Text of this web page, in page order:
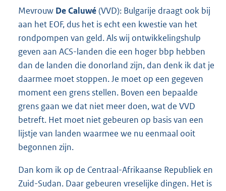
Mevrouw De Caluwé(VVD): Bulgarije draagt ook bij
aan het EOF, dus het is echt een kwestie van het
rondpompen van geld. Als wij ontwikkelingshulp
geven aan ACS-landen die een hoger bbp hebben
dan de landen die donorland zijn, dan denk ik dat je
daarmee moet stoppen. Je moet op een gegeven
moment een grens stellen. Boven een bepaalde
grens gaan we dat niet meer doen, wat de VVD
betreft. Het moet niet gebeuren op basis van een
lijstje van landen waarmee we nu eenmaal ooit
begonnen zijn.
Dan kom ik op de Centraal-Afrikaanse Republiek en
Zuid-Sudan. Daar gebeuren vreselijke dingen. Het is